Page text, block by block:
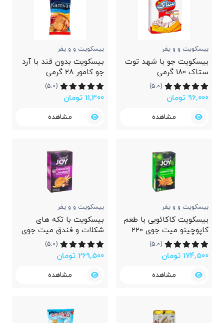
بیسکویت و و یفر
بیسکویت جو با شهد توت
ستاک 180 گرمی
(5.0)
96,000 تومان
مشاهده
بیسکویت و و یفر
بیسکویت بدون قند با آرد
جو کامور 28 گرمی
(5.0)
11,300 تومان
مشاهده
بیسکویت و و یفر
بیسکویت کاکائویی با طعم
کاپوچینو میت جوی 220
گرمی
(5.0)
174,500 تومان
مشاهده
بیسکویت و و یفر
بیسکویت با تکه های
شکلات و فندق میت جوی
200 گرمی
(5.0)
269,500 تومان
مشاهده